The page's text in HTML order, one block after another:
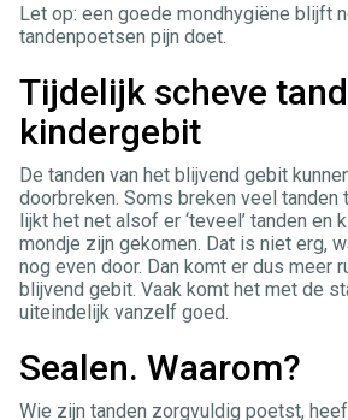
Let op: een goede mondhygiëne blijft
tandenpoetsen pijn doet.
Tijdelijk scheve
kindergebit
De tanden van het blijvend gebit
doorbreken. Soms breken veel tanden
lijkt het net alsof er ‘teveel’ tanden en
mondje zijn gekomen. Dat is niet erg,
nog even door. Dan komt er dus meer
blijvend gebit. Vaak komt het met de
uiteindelijk vanzelf goed.
Sealen. Waarom?
Wie zijn tanden zorgvuldig poetst,